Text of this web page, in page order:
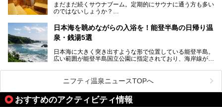
れちゃう！なんということでしょう！！
り、観光に加えて温泉もぜひ楽しみたいところ。金沢エリア
でおすすめのスーパー銭湯をご紹介します。
まだまだ続くサウナブーム。定期的にサウナに通う方も多い
のではないしょうか？
今回はそんなサウナによく行く人もこれから楽しむ人も格安
で楽しめるサウナを紹介します。
など、種類豊富ですよ。
日本海を眺めながらの入浴を！能登半島の日帰り温
泉・銭湯5選
日本海に大きく突き出すような形で位置している能登半島。
広い範囲が能登半島国立公園に指定されており、海岸線が作
車で行くのがオススメですが、ドライブの際にぜひ一緒に楽
しんでいただきたいのが温泉です。絶景を眺めながらつかる
温泉は最高ですよ！ 今回はそんな能登の温泉を5つご紹介
します。
ニフティ温泉ニュースTOPへ
おすすめのアクティビティ情報